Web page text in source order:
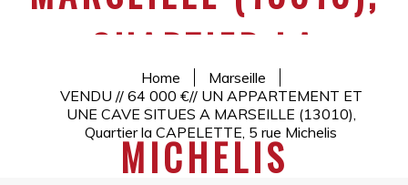
QUARTIER LA
CAPELETTE, 5 RUE
MICHELIS
Home
Marseille
VENDU // 64 000 €// UN APPARTEMENT ET
UNE CAVE SITUES A MARSEILLE (13010),
Quartier la CAPELETTE, 5 rue Michelis